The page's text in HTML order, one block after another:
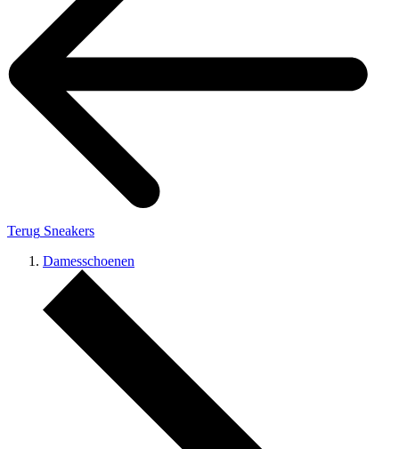
Terug Sneakers
Damesschoenen